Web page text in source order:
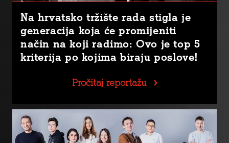
Na hrvatsko tržište rada stigla je
generacija koja će promijeniti
način na koji radimo: Ovo je top 5
kriterija po kojima biraju poslove!
Pročitaj reportažu